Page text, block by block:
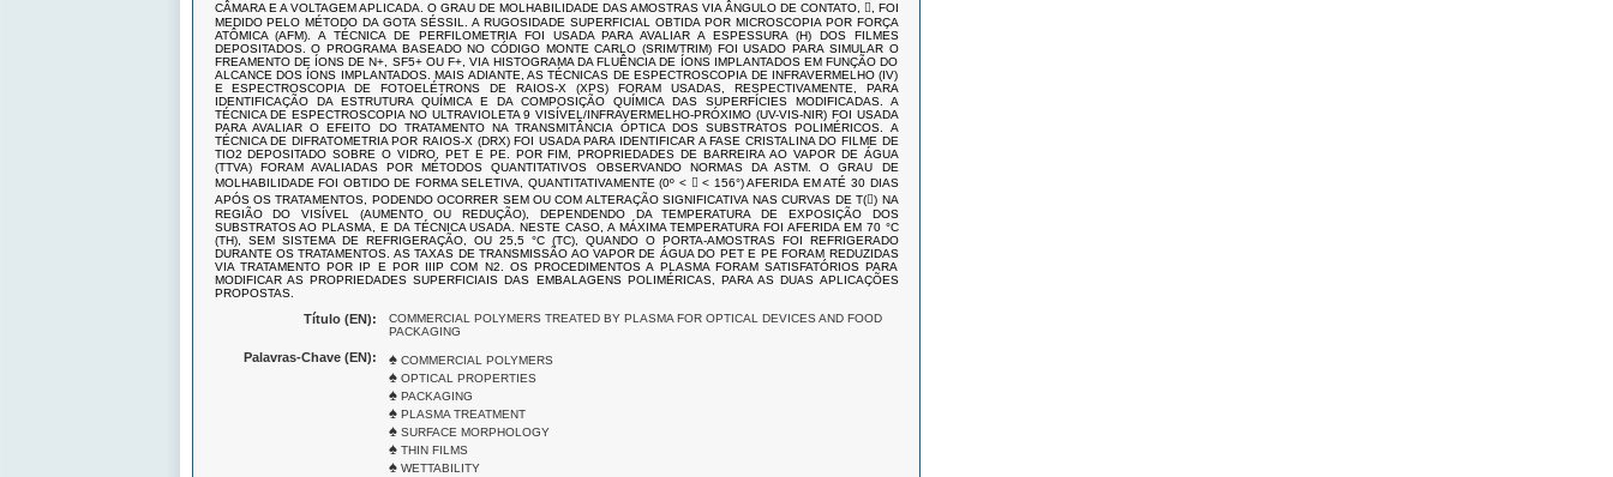
CÂMARA E A VOLTAGEM APLICADA. O GRAU DE MOLHABILIDADE DAS AMOSTRAS VIA ÂNGULO DE CONTATO, , FOI
MEDIDO PELO MÉTODO DA GOTA SÉSSIL. A RUGOSIDADE SUPERFICIAL OBTIDA POR MICROSCOPIA POR FORÇA
ATÔMICA (AFM). A TÉCNICA DE PERFILOMETRIA FOI USADA PARA AVALIAR A ESPESSURA (H) DOS FILMES
DEPOSITADOS. O PROGRAMA BASEADO NO CÓDIGO MONTE CARLO (SRIM/TRIM) FOI USADO PARA SIMULAR O
FREAMENTO DE ÍONS DE N+, SF5+ OU F+, VIA HISTOGRAMA DA FLUÊNCIA DE ÍONS IMPLANTADOS EM FUNÇÃO DO
ALCANCE DOS ÍONS IMPLANTADOS. MAIS ADIANTE, AS TÉCNICAS DE ESPECTROSCOPIA DE INFRAVERMELHO (IV)
E ESPECTROSCOPIA DE FOTOELÉTRONS DE RAIOS-X (XPS) FORAM USADAS, RESPECTIVAMENTE, PARA
IDENTIFICAÇÃO DA ESTRUTURA QUÍMICA E DA COMPOSIÇÃO QUÍMICA DAS SUPERFÍCIES MODIFICADAS. A
TÉCNICA DE ESPECTROSCOPIA NO ULTRAVIOLETA 9 VISÍVEL/INFRAVERMELHO-PRÓXIMO (UV-VIS-NIR) FOI USADA
PARA AVALIAR O EFEITO DO TRATAMENTO NA TRANSMITÂNCIA ÓPTICA DOS SUBSTRATOS POLIMÉRICOS. A
TÉCNICA DE DIFRATOMETRIA POR RAIOS-X (DRX) FOI USADA PARA IDENTIFICAR A FASE CRISTALINA DO FILME DE
TIO2 DEPOSITADO SOBRE O VIDRO, PET E PE. POR FIM, PROPRIEDADES DE BARREIRA AO VAPOR DE ÁGUA
(TTVA) FORAM AVALIADAS POR MÉTODOS QUANTITATIVOS OBSERVANDO NORMAS DA ASTM. O GRAU DE
MOLHABILIDADE FOI OBTIDO DE FORMA SELETIVA, QUANTITATIVAMENTE (0º <  < 156°) AFERIDA EM ATÉ 30 DIAS
APÓS OS TRATAMENTOS, PODENDO OCORRER SEM OU COM ALTERAÇÃO SIGNIFICATIVA NAS CURVAS DE T() NA
REGIÃO DO VISÍVEL (AUMENTO OU REDUÇÃO), DEPENDENDO DA TEMPERATURA DE EXPOSIÇÃO DOS
SUBSTRATOS AO PLASMA, E DA TÉCNICA USADA. NESTE CASO, A MÁXIMA TEMPERATURA FOI AFERIDA EM 70 °C
(TH), SEM SISTEMA DE REFRIGERAÇÃO, OU 25,5 °C (TC), QUANDO O PORTA-AMOSTRAS FOI REFRIGERADO
DURANTE OS TRATAMENTOS. AS TAXAS DE TRANSMISSÃO AO VAPOR DE ÁGUA DO PET E PE FORAM REDUZIDAS
VIA TRATAMENTO POR IP E POR IIIP COM N2. OS PROCEDIMENTOS A PLASMA FORAM SATISFATÓRIOS PARA
MODIFICAR AS PROPRIEDADES SUPERFICIAIS DAS EMBALAGENS POLIMÉRICAS, PARA AS DUAS APLICAÇÕES
PROPOSTAS.
Título (EN):
COMMERCIAL POLYMERS TREATED BY PLASMA FOR OPTICAL DEVICES AND FOOD
PACKAGING
Palavras-Chave (EN): ♠ COMMERCIAL POLYMERS
♠ OPTICAL PROPERTIES
♠ PACKAGING
♠ PLASMA TREATMENT
♠ SURFACE MORPHOLOGY
♠ THIN FILMS
♠ WETTABILITY